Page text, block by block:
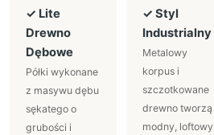
✓ Lite
Drewno
Dębowe
Półki wykonane
z masywu dębu
sękatego o
grubości i
✓ Styl
Industrialny
Metalowy
korpus i
szczotkowane
drewno tworzą
modny, loftowy